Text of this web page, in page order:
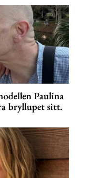
Paulina
bryllupet sitt.